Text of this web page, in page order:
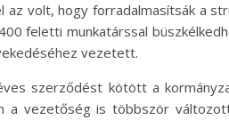
volt, hogy forradalmasítsák a
feletti munkatárssal
vezetett.
szerződést kötött a
a vezetőség is többször